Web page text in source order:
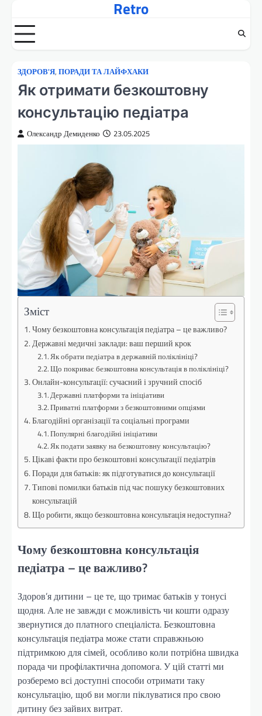
вмісту
Retro
ЗДОРОВ'Я, ПОРАДИ ТА ЛАЙФХАКИ
Як отримати безкоштовну
консультацію педіатра
Олександр Демиденко 23.05.2025
Зміст
Чому безкоштовна консультація педіатра – це важливо?
Державні медичні заклади: ваш перший крок
Як обрати педіатра в державній поліклініці?
Що покриває безкоштовна консультація в поліклініці?
Онлайн-консультації: сучасний і зручний спосіб
Державні платформи та ініціативи
Приватні платформи з безкоштовними опціями
Благодійні організації та соціальні програми
Популярні благодійні ініціативи
Як подати заявку на безкоштовну консультацію?
Цікаві факти про безкоштовні консультації педіатрів
Поради для батьків: як підготуватися до консультації
Типові помилки батьків під час пошуку безкоштовних
консультацій
Що робити, якщо безкоштовна консультація недоступна?
Чому безкоштовна консультація
педіатра – це важливо?
Здоров’я дитини – це те, що тримає батьків у тонусі
щодня. Але не завжди є можливість чи кошти одразу
звернутися до платного спеціаліста. Безкоштовна
консультація педіатра може стати справжньою
підтримкою для сімей, особливо коли потрібна швидка
порада чи профілактична допомога. У цій статті ми
розберемо всі доступні способи отримати таку
консультацію, щоб ви могли піклуватися про свою
дитину без зайвих витрат.